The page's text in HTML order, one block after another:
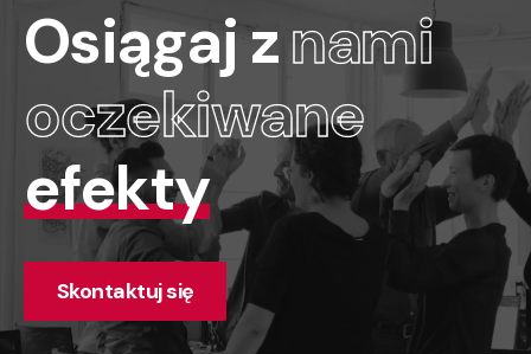
Osiągaj znami
oczekiwane
efekty
Skontaktuj się